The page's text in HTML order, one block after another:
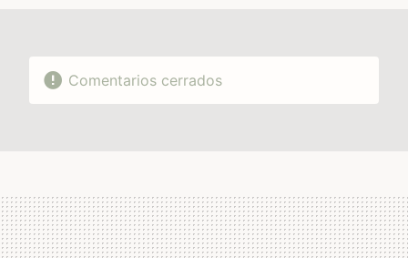
Comentarios cerrados